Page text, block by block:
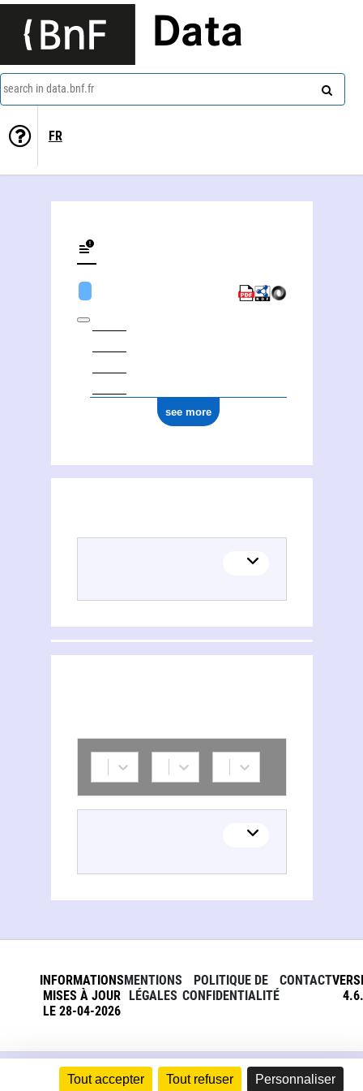
Tout accepter Tout refuser Personnaliser
Data
search in data.bnf.fr
FR
see more
INFORMATIONS
MISES À JOUR
LE 28-04-2026
MENTIONS
LÉGALES
POLITIQUE DE
CONFIDENTIALITÉ
CONTACT